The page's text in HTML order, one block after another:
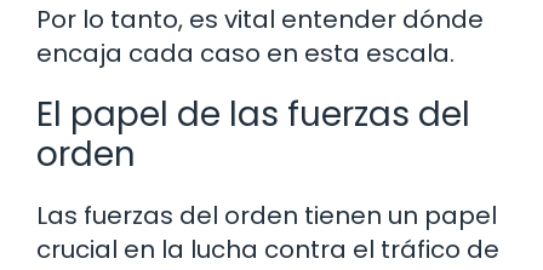
Por lo tanto, es vital entender dónde
encaja cada caso en esta escala.
El papel de las fuerzas del
orden
Las fuerzas del orden tienen un papel
crucial en la lucha contra el tráfico de